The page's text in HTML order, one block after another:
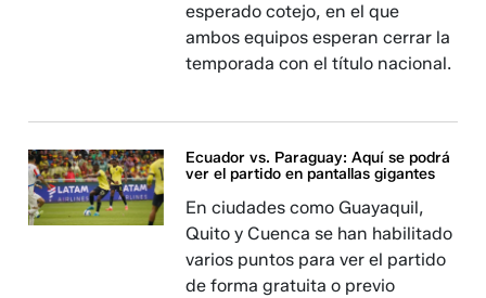
esperado cotejo, en el que
ambos equipos esperan cerrar la
temporada con el título nacional.
Ecuador vs. Paraguay: Aquí se podrá
ver el partido en pantallas gigantes
En ciudades como Guayaquil,
Quito y Cuenca se han habilitado
varios puntos para ver el partido
de forma gratuita o previo